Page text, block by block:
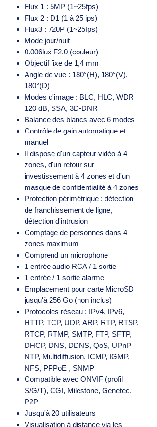
Flux 1 : 5MP (1~25fps)
Flux 2 : D1 (1 à 25 ips)
Flux3 : 720P (1~25fps)
Mode jour/nuit
0.006lux F2.0 (couleur)
Objectif fixe de 1,4 mm
Angle de vue : 180°(H), 180°(V),
180°(D)
Modes d'image : BLC, HLC, WDR
120 dB, SSA, 3D-DNR
Balance des blancs avec 6 modes
Contrôle de gain automatique et
manuel
Il dispose d'un capteur vidéo à 4
zones, d'un retour sur
investissement à 4 zones et d'un
masque de confidentialité à 4 zones
Protection périmétrique : détection
de franchissement de ligne,
détection d'intrusion
Comptage de personnes dans 4
zones maximum
Comprend un microphone
1 entrée audio RCA / 1 sortie
1 entrée / 1 sortie alarme
Emplacement pour carte MicroSD
jusqu'à 256 Go (non inclus)
Protocoles réseau : IPv4, IPv6,
HTTP, TCP, UDP, ARP, RTP, RTSP,
RTCP, RTMP, SMTP, FTP, SFTP,
DHCP, DNS, DDNS, QoS, UPnP,
NTP, Multidiffusion, ICMP, IGMP,
NFS, PPPoE , SNMP
Compatible avec ONVIF (profil
S/G/T), CGI, Milestone, Genetec,
P2P
Jusqu'à 20 utilisateurs
Visualisation à distance via les